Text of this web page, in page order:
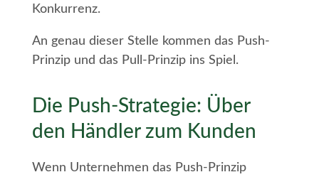
Konkurrenz.
An genau dieser Stelle kommen das Push-
Prinzip und das Pull-Prinzip ins Spiel.
Die Push-Strategie: Über
den Händler zum Kunden
Wenn Unternehmen das Push-Prinzip